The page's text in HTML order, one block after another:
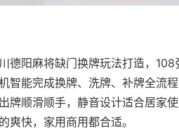
德阳麻将缺门换牌玩法打造，
智能完成换牌、洗牌、补牌全流
牌顺滑顺手，静音设计适合居家
爽快，家用商用都合适。